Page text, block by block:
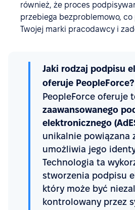
również, że proces
przebiega bezproblemowo,
Twojej marki pracodawcy i
Jaki rodzaj podpisu
oferuje PeopleForce?
PeopleForce oferuje
zaawansowanego
elektronicznego
unikalnie powiązana
umożliwia jego
Technologia ta
stworzenia podpisu
który może być
kontrolowany przez